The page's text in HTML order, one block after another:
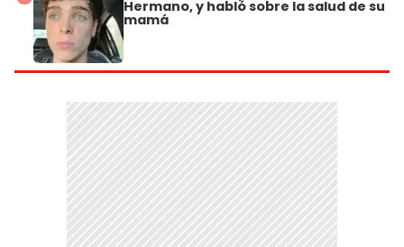
Hermano, y habló sobre la salud de su
mamá